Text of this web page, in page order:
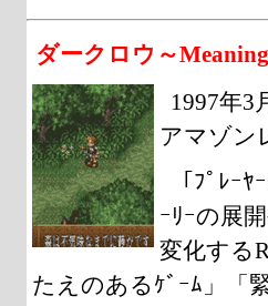
ダークロウ～
1997年3
アマゾン
「ﾌﾟﾚｰ
ｰﾘｰの展
変化する
たえのあるｹﾞｰﾑ」「